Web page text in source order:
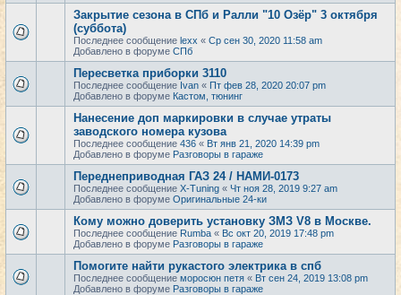
Закрытие сезона в СПб и Ралли "10 Озёр" 3 октября
(суббота)
Последнее сообщение lexx « Ср сен 30, 2020 11:58 am
Добавлено в форуме СПб
Пересветка приборки 3110
Последнее сообщение Ivan « Пт фев 28, 2020 20:07 pm
Добавлено в форуме Кастом, тюнинг
Нанесение доп маркировки в случае утраты
заводского номера кузова
Последнее сообщение 436 « Вт янв 21, 2020 14:39 pm
Добавлено в форуме Разговоры в гараже
Переднеприводная ГАЗ 24 / НАМИ-0173
Последнее сообщение X-Tuning « Чт ноя 28, 2019 9:27 am
Добавлено в форуме Оригинальные 24-ки
Кому можно доверить установку ЗМЗ V8 в Москве.
Последнее сообщение Rumba « Вс окт 20, 2019 17:48 pm
Добавлено в форуме Разговоры в гараже
Помогите найти рукастого электрика в спб
Последнее сообщение моросюн петя « Вт сен 24, 2019 13:08 pm
Добавлено в форуме Разговоры в гараже